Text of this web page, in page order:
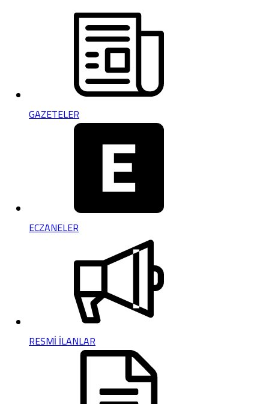
GAZETELER
ECZANELER
RESMİ İLANLAR